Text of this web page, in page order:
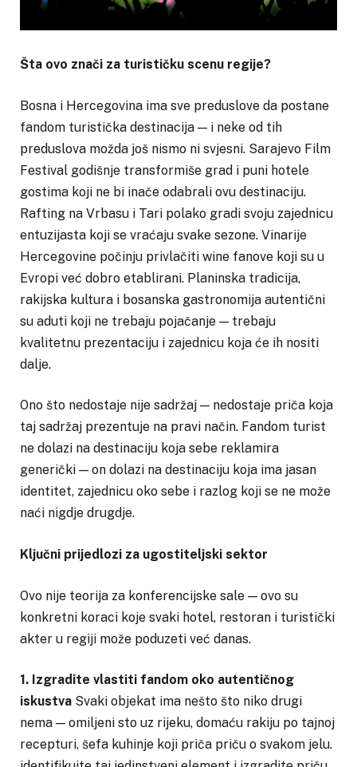
Šta ovo znači za turističku scenu regije?
Bosna i Hercegovina ima sve preduslove da postane
fandom turistička destinacija — i neke od tih
preduslova možda još nismo ni svjesni. Sarajevo Film
Festival godišnje transformiše grad i puni hotele
gostima koji ne bi inače odabrali ovu destinaciju.
Rafting na Vrbasu i Tari polako gradi svoju zajednicu
entuzijasta koji se vraćaju svake sezone. Vinarije
Hercegovine počinju privlačiti wine fanove koji su u
Evropi već dobro etablirani. Planinska tradicija,
rakijska kultura i bosanska gastronomija autentični
su aduti koji ne trebaju pojačanje — trebaju
kvalitetnu prezentaciju i zajednicu koja će ih nositi
dalje.
Ono što nedostaje nije sadržaj — nedostaje priča koja
taj sadržaj prezentuje na pravi način. Fandom turist
ne dolazi na destinaciju koja sebe reklamira
generički — on dolazi na destinaciju koja ima jasan
identitet, zajednicu oko sebe i razlog koji se ne može
naći nigdje drugdje.
Ključni prijedlozi za ugostiteljski sektor
Ovo nije teorija za konferencijske sale — ovo su
konkretni koraci koje svaki hotel, restoran i turistički
akter u regiji može poduzeti već danas.
1. Izgradite vlastiti fandom oko autentičnog
iskustva Svaki objekat ima nešto što niko drugi
nema — omiljeni sto uz rijeku, domaću rakiju po tajnoj
recepturi, šefa kuhinje koji priča priču o svakom jelu.